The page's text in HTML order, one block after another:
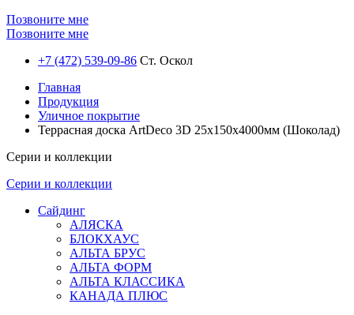
Позвоните мне
Позвоните мне
+7 (472) 539-09-86 Ст. Оскол
Главная
Продукция
Уличное покрытие
Террасная доска ArtDeco 3D 25x150x4000мм (Шоколад)
Серии и коллекции
Серии и коллекции
Сайдинг
АЛЯСКА
БЛОКХАУС
АЛЬТА БРУС
АЛЬТА ФОРМ
АЛЬТА КЛАССИКА
КАНАДА ПЛЮС